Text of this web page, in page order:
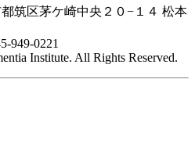
筑区茅ケ崎中央２０−１４ 松本
949-0221
Institute. All Rights Reserved.